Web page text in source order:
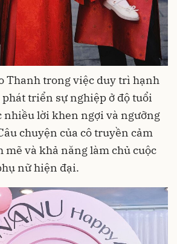
Thanh trong việc duy trì hạnh
triển sự nghiệp ở độ tuổi
nhiều lời khen ngợi và ngưỡng
chuyện của cô truyền cảm
mẽ và khả năng làm chủ cuộc
nữ hiện đại.